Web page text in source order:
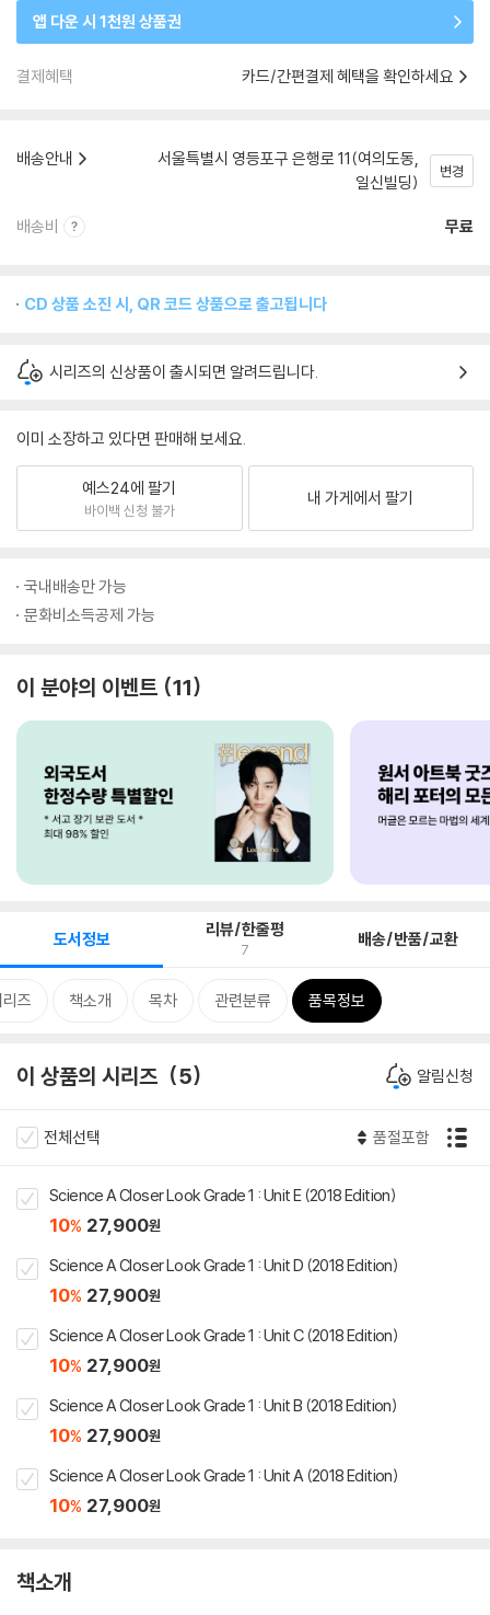
앱 다운 시 1천원 상품권
결제혜택 카드/간편결제 혜택을 확인하세요
배송안내
서울특별시 영등포구 은행로 11(여의도동,
일신빌딩)
변경
배송비 무료
CD 상품 소진 시, QR 코드 상품으로 출고됩니다
시리즈의 신상품이 출시되면 알려드립니다.
이미 소장하고 있다면 판매해 보세요.
예스24에 팔기
바이백 신청 불가
내 가게에서 팔기
국내배송만 가능
문화비소득공제 가능
이 분야의 이벤트 11
도서정보 리뷰/한줄평
7 배송/반품/교환
즈 책소개 목차 관련분류 품목정보
이 상품의 시리즈 5 알림신청
전체선택 품절포함
Science A Closer Look Grade 1 : Unit E (2018 Edition)
10% 27,900원
Science A Closer Look Grade 1 : Unit D (2018 Edition)
10% 27,900원
Science A Closer Look Grade 1 : Unit C (2018 Edition)
10% 27,900원
Science A Closer Look Grade 1 : Unit B (2018 Edition)
10% 27,900원
Science A Closer Look Grade 1 : Unit A (2018 Edition)
10% 27,900원
책소개